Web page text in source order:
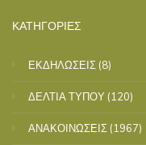
ΚΑΤΗΓΟΡΙΕΣ
ΕΚΔΗΛΩΣΕΙΣ (8)
ΔΕΛΤΙΑ ΤΥΠΟΥ (120)
ΑΝΑΚΟΙΝΩΣΕΙΣ (1967)